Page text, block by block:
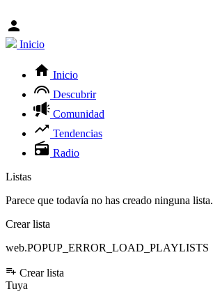
Inicio
Inicio
Descubrir
Comunidad
Tendencias
Radio
Listas
Parece que todavía no has creado ninguna lista.
Crear lista
web.POPUP_ERROR_LOAD_PLAYLISTS
Crear lista
Tuya